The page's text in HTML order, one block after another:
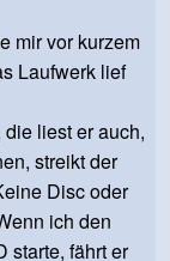
mir vor kurzem
Laufwerk lief
liest er auch,
streikt der
Disc oder
ich den
starte, fährt er